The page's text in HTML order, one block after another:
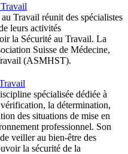
Travail réunit des spécialistes
leurs activités
la Sécurité au Travail. La
Suisse de Médecine,
(ASMHST).
spécialisée dédiée à
la détermination,
des situations de mise en
professionnel. Son
veiller au bien-être des
la sécurité de la